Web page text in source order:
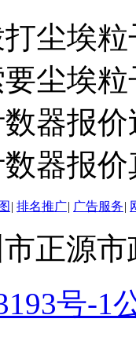
尘埃
尘埃
器报
器报
| 排名推广| 广告服务|
正源
号-1